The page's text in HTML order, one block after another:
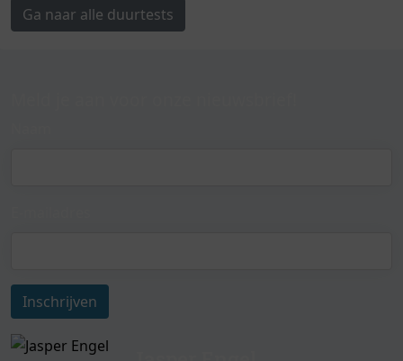
Ga naar alle duurtests
Inschrijven